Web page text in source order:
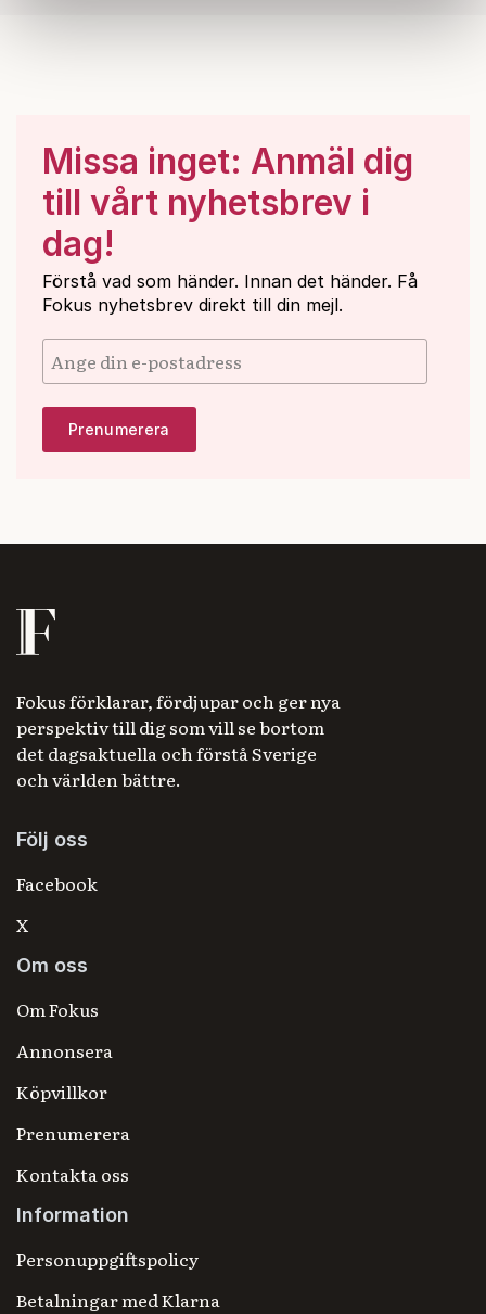
Missa inget: Anmäl dig
till vårt nyhetsbrev i
dag!
Förstå vad som händer. Innan det händer. Få
Fokus nyhetsbrev direkt till din mejl.
Fokus förklarar, fördjupar och ger nya
perspektiv till dig som vill se bortom
det dagsaktuella och förstå Sverige
och världen bättre.
Följ oss
Facebook
X
Om oss
Om Fokus
Annonsera
Köpvillkor
Prenumerera
Kontakta oss
Information
Personuppgiftspolicy
Betalningar med Klarna